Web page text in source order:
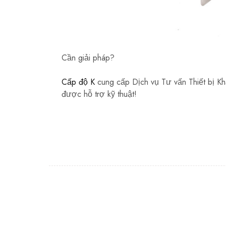
Cần giải pháp?
Cấp độ K cung cấp Dịch vụ Tư vấn Thiết bị
được hỗ trợ kỹ thuật!